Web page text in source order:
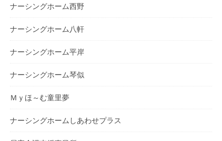
ナーシングホーム西野
ナーシングホーム⼋軒
ナーシングホーム平岸
ナーシングホーム琴似
Ｍｙほ～む童里夢
ナーシングホームしあわせプラス